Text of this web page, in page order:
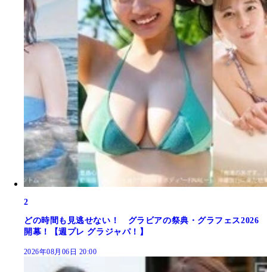
2
どの時間も見逃せない！ グラビアの祭典・グラフェス2026
開幕！【週プレ グラジャパ！】
2026年08月06日 20:00